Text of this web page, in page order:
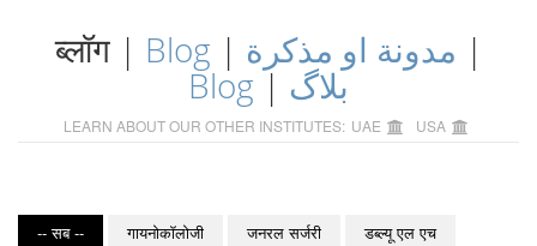
ब्लॉग | Blog | مدونة او مذكرة |
Blog| بلاگ
LEARN ABOUT OUR OTHER INSTITUTES: UAE USA
-- सब -- गायनोकॉलोजी जनरल सर्जरी
डब्ल्यू एल एच